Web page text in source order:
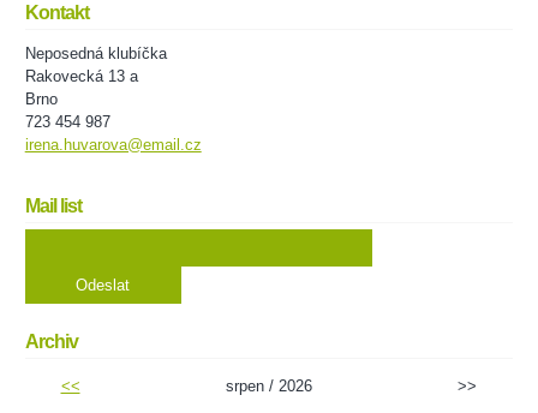
Kontakt
Neposedná klubíčka
Rakovecká 13 a
Brno
723 454 987
irena.huvarova@email.cz
Mail list
Archiv
<< srpen / 2026 >>